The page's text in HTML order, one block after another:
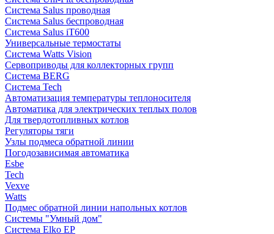
Система Salus проводная
Система Salus беспроводная
Система Salus iT600
Универсальные термостаты
Система Watts Vision
Сервоприводы для коллекторных групп
Система BERG
Система Tech
Автоматизация температуры теплоносителя
Автоматика для электрических теплых полов
Для твердотопливных котлов
Регуляторы тяги
Узлы подмеса обратной линии
Погодозависимая автоматика
Esbe
Tech
Vexve
Watts
Подмес обратной линии напольных котлов
Системы "Умный дом"
Система Elko EP